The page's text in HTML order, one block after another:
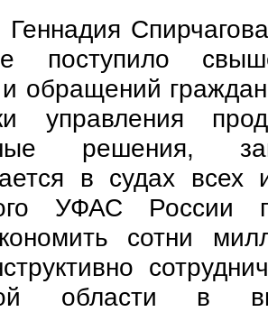
поступило
обращений
управления
решения,
в судах всех
УФАС России
сотни
области в